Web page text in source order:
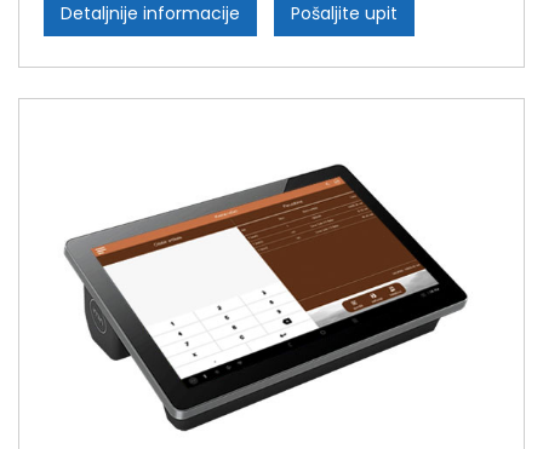
Detaljnije informacije Pošaljite upit